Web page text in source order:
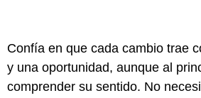
Confía en que cada cambio trae
y una oportunidad, aunque al
comprender su sentido. No